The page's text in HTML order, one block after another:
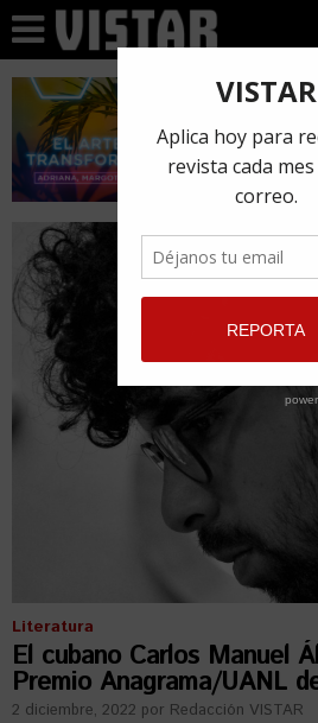
Literatura
El cubano Carlos Manuel
Premio Anagrama/UANL
2 diciembre, 2022 por Redacción VISTAR